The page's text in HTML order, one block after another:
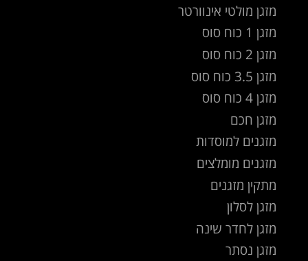
מזגן מולטי אינוורטר
מזגן 1 כוח סוס
מזגן 2 כוח סוס
מזגן 3.5 כוח סוס
מזגן 4 כוח סוס
מזגן חכם
מזגנים למוסדות
מזגנים מומלצים
מתקין מזגנים
מזגן לסלון
מזגן לחדר שינה
מזגן נסתר